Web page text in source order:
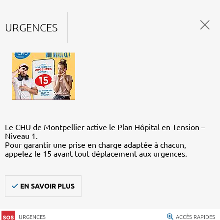
URGENCES
Le CHU de Montpellier active le Plan Hôpital en Tension –
Niveau 1.
Pour garantir une prise en charge adaptée à chacun,
appelez le 15 avant tout déplacement aux urgences.
EN SAVOIR PLUS
URGENCES ACCÈS RAPIDES